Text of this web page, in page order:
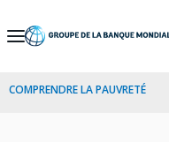
Skip
Navigation
COMPRENDRE LA PAUVRETÉ